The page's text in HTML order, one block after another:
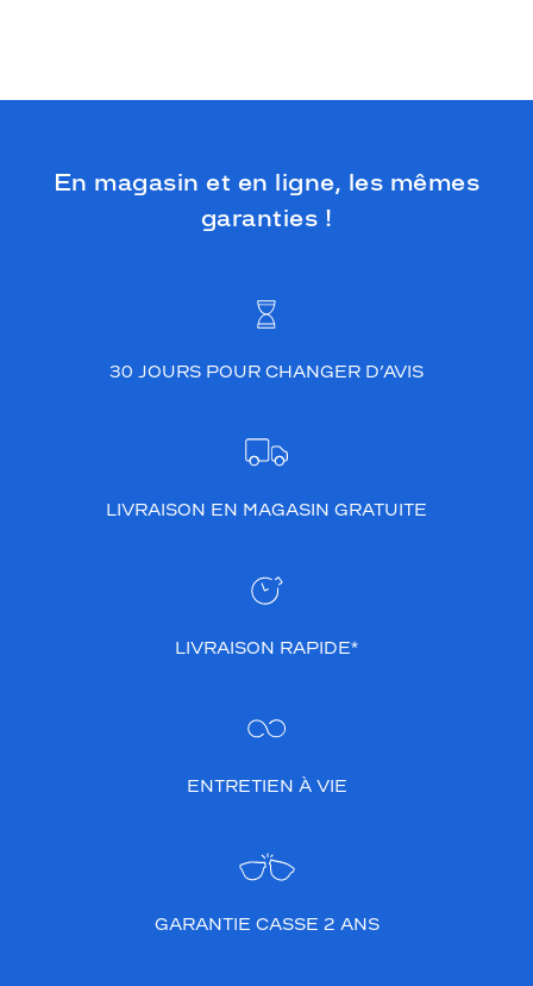
En magasin et en ligne, les mêmes
garanties !
30 JOURS POUR CHANGER D’AVIS
LIVRAISON EN MAGASIN GRATUITE
LIVRAISON RAPIDE*
ENTRETIEN À VIE
GARANTIE CASSE 2 ANS